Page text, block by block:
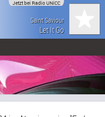
Jetzt bei Radio UNiCC
Saint Saviour
Let It Go